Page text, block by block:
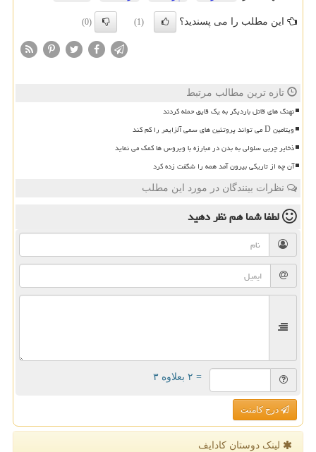
این مطلب را می پسندید؟ (1)
(0)
تازه ترین مطالب مرتبط
نهنگ های قاتل باردیگر به یک قایق حمله کردند
ویتامین D می تواند پروتئین های سمی آلزایمر را کم کند
ذخایر چربی سلولی به بدن در مبارزه با ویروس ها کمک می نماید
آن چه از تاریکی بیرون آمد همه را شگفت زده کرد
نظرات بینندگان در مورد این مطلب
لطفا شما همنظر دهید
= ۲ بعلاوه ۳
درج کامنت
لینک دوستان كادایف